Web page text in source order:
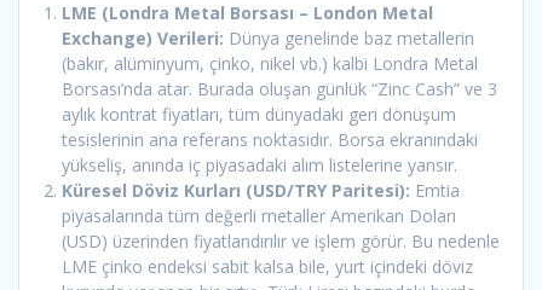
LME (Londra Metal Borsası – London Metal
Exchange) Verileri: Dünya genelinde baz metallerin
(bakır, alüminyum, çinko, nikel vb.) kalbi Londra Metal
Borsası’nda atar. Burada oluşan günlük “Zinc Cash” ve 3
aylık kontrat fiyatları, tüm dünyadaki geri dönüşüm
tesislerinin ana referans noktasıdır. Borsa ekranındaki
yükseliş, anında iç piyasadaki alım listelerine yansır.
Küresel Döviz Kurları (USD/TRY Paritesi): Emtia
piyasalarında tüm değerli metaller Amerikan Doları
(USD) üzerinden fiyatlandırılır ve işlem görür. Bu nedenle
LME çinko endeksi sabit kalsa bile, yurt içindeki döviz